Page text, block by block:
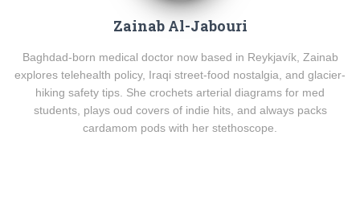
Zainab Al-Jabouri
Baghdad-born medical doctor now based in Reykjavík, Zainab
explores telehealth policy, Iraqi street-food nostalgia, and glacier-
hiking safety tips. She crochets arterial diagrams for med
students, plays oud covers of indie hits, and always packs
cardamom pods with her stethoscope.